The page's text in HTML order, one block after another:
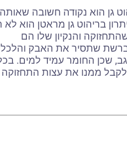
גן הוא נקודה חשובה שאותה
בריהוט גן מראטן הוא לא
והנקיון שלו הם
שתסיר את האבק
שכן החומר עמיד למים.
ממנו את עצות התחזוקה